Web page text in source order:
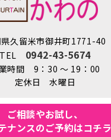
県久留米市御井町1771-40
0942-43-5674
業時間 9：30 ～ 19：00
定休日 水曜日
© AshitaNoHeyaKawano co, ltd.
ご相談やお試し、
ナンスのご予約はコチラ